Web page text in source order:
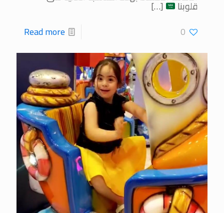
قلوبنا
[…]
0
Read more